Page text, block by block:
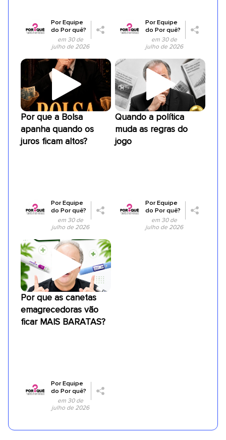
PorEquipe
do Por quê?
em 30 de
julho de 2026
PorEquipe
do Por quê?
em 30 de
julho de 2026
Por que a Bolsa
apanha quando os
juros ficam altos?
PorEquipe
do Por quê?
em 30 de
julho de 2026
Quando a política
muda as regras do
jogo
PorEquipe
do Por quê?
em 30 de
julho de 2026
Por que as canetas
emagrecedoras vão
ficar MAIS BARATAS?
PorEquipe
do Por quê?
em 30 de
julho de 2026